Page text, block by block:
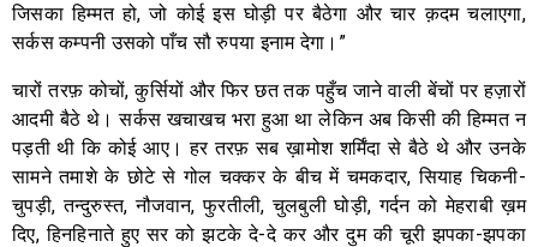
जिसका हिम्मत हो, जो कोई इस घोड़ी पर बैठेगा और चार क़दम चलाएगा,
सर्कस कम्पनी उसको पाँच सौ रुपया इनाम देगा।”
चारों तरफ़ कोचों, कुर्सियों और फिर छत तक पहुँच जाने वाली बेंचों पर हज़ारों
आदमी बैठे थे। सर्कस खचाखच भरा हुआ था लेकिन अब किसी की हिम्मत न
पड़ती थी कि कोई आए। हर तरफ़ सब ख़ामोश शर्मिंदा से बैठे थे और उनके
सामने तमाशे के छोटे से गोल चक्कर के बीच में चमकदार, सियाह चिकनी-
चुपड़ी, तन्दुरुस्त, नौजवान, फुरतीली, चुलबुली घोड़ी, गर्दन को मेहराबी ख़म
दिए, हिनहिनाते हुए सर को झटके दे-दे कर और दुम की चूरी झपका-झपका